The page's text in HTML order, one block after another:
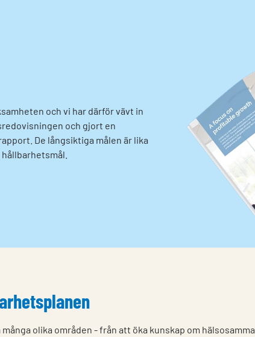
och vi har därför vävt in
och gjort en
De långsiktiga målen är lika
olika områden - från att öka kunskap om hälsosamma